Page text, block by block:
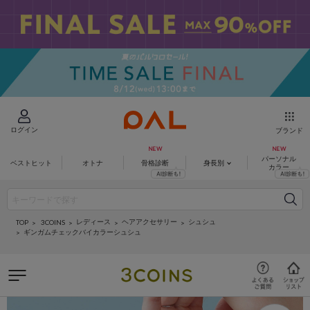
ログイン ブランド
ベストヒット オトナ 骨格診断 身長別
パーソナル
カラー
TOP 3COINS レディース ヘアアクセサリー
シュシュ
ギンガムチェックバイカラーシュシュ